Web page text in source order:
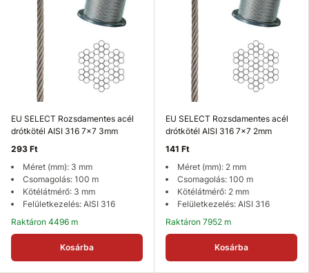
EU SELECT Rozsdamentes acél
drótkötél AISI 316 7x7 3mm
293 Ft
Méret (mm): 3 mm
Csomagolás: 100 m
Kötélátmérő: 3 mm
Felületkezelés: AISI 316
Raktáron 4496 m
Kosárba
EU SELECT Rozsdamentes acél
drótkötél AISI 316 7x7 2mm
141 Ft
Méret (mm): 2 mm
Csomagolás: 100 m
Kötélátmérő: 2 mm
Felületkezelés: AISI 316
Raktáron 7952 m
Kosárba